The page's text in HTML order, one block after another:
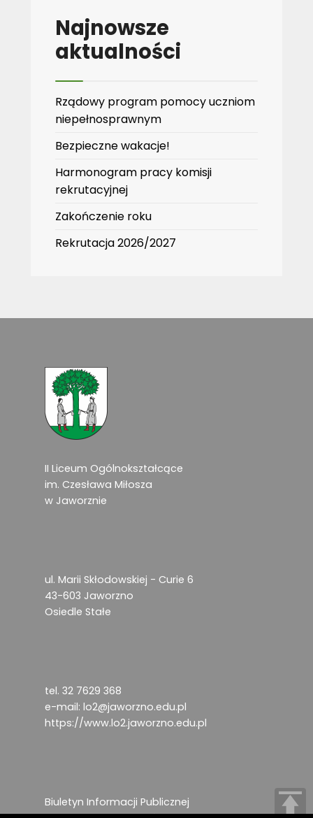
Najnowsze
aktualności
Rządowy program pomocy uczniom
niepełnosprawnym
Bezpieczne wakacje!
Harmonogram pracy komisji
rekrutacyjnej
Zakończenie roku
Rekrutacja 2026/2027
II Liceum Ogólnokształcące
im. Czesława Miłosza
w Jaworznie
ul. Marii Skłodowskiej - Curie 6
43-603 Jaworzno
Osiedle Stałe
tel. 32 7629 368
e-mail: lo2@jaworzno.edu.pl
https://www.lo2.jaworzno.edu.pl
Biuletyn Informacji Publicznej